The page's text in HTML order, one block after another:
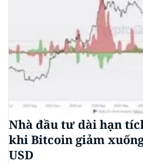
Nhà đầu tư dài hạn
khi Bitcoin giảm
USD